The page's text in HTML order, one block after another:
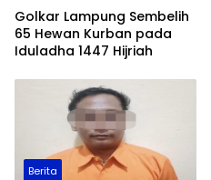
Golkar Lampung Sembelih
65 Hewan Kurban pada
Iduladha 1447 Hijriah
Berita